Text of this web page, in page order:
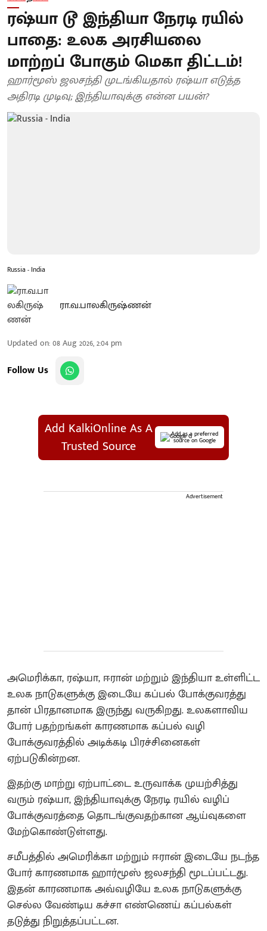
ரஷ்யா டூ இந்தியா நேரடி ரயில்
பாதை: உலக அரசியலை
மாற்றப் போகும் மெகா திட்டம்!
ஹார்மூஸ் ஜலசந்தி முடங்கியதால் ரஷ்யா எடுத்த
அதிரடி முடிவு; இந்தியாவுக்கு என்ன பயன்?
Russia - India
ரா.வ.பாலகிருஷ்ணன்
Updated on:08 Aug 2026, 2:04 pm
Follow Us
Add KalkiOnline As A
Trusted Source
Add as a preferred
source on Google
Advertisement
அமெரிக்கா, ரஷ்யா, ஈரான் மற்றும் இந்தியா உள்ளிட்ட
உலக நாடுகளுக்கு இடையே கப்பல் போக்குவரத்து
தான் பிரதானமாக இருந்து வருகிறது. உலகளாவிய
போர் பதற்றங்கள் காரணமாக கப்பல் வழி
போக்குவரத்தில் அடிக்கடி பிரச்சினைகள்
ஏற்படுகின்றன.
இதற்கு மாற்று ஏற்பாட்டை உருவாக்க முயற்சித்து
வரும் ரஷ்யா, இந்தியாவுக்கு நேரடி ரயில் வழிப்
போக்குவரத்தை தொடங்குவதற்கான ஆய்வுகளை
மேற்கொண்டுள்ளது.
சமீபத்தில் அமெரிக்கா மற்றும் ஈரான் இடையே நடந்த
போர் காரணமாக ஹார்மூஸ் ஜலசந்தி மூடப்பட்டது.
இதன் காரணமாக அவ்வழியே உலக நாடுகளுக்கு
செல்ல வேண்டிய கச்சா எண்ணெய் கப்பல்கள்
தடுத்து நிறுத்தப்பட்டன.